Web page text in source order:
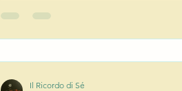
Il Ricordo di Sé